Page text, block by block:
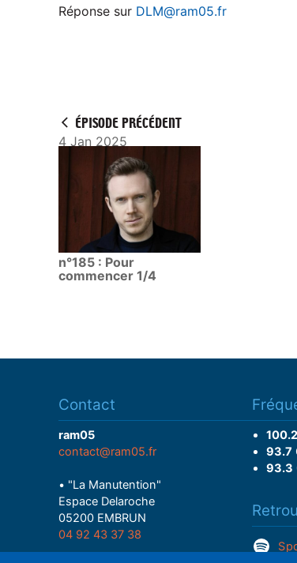
Réponse sur DLM@ram05.fr
ÉPISODE PRÉCÉDENT
4 Jan 2025
n°185 : Pour
commencer 1/4
Contact
ram05
contact@ram05.fr
• "La Manutention"
Espace Delaroche
05200 EMBRUN
04 92 43 37 38
100.2
93.7
93.3